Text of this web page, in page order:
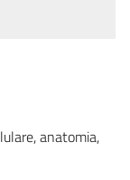
anatomia,